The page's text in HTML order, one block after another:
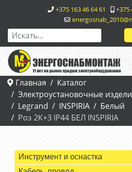
+375 163 46 64 61
+375
Главная
Каталог
Электроустановочные
Legrand
INSPIRIA
Белый
Роз 2К+3 IP44 БЕЛ INSPIRIA
Инструмент и оснастка